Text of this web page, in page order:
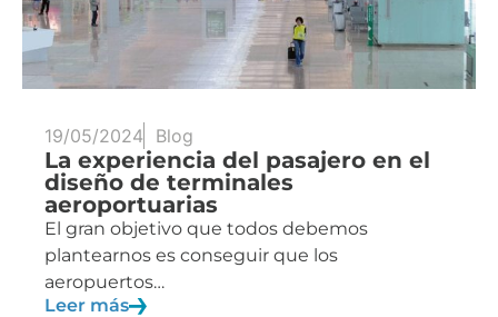
19/05/2024 Blog
La experiencia del pasajero en el
diseño de terminales
aeroportuarias
El gran objetivo que todos debemos
plantearnos es conseguir que los
aeropuertos…
Leer más